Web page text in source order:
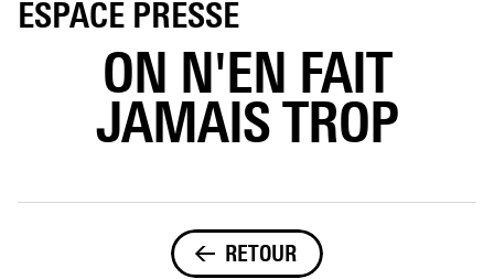
ESPACE PRESSE
ON N'EN FAIT
JAMAIS TROP
RETOUR